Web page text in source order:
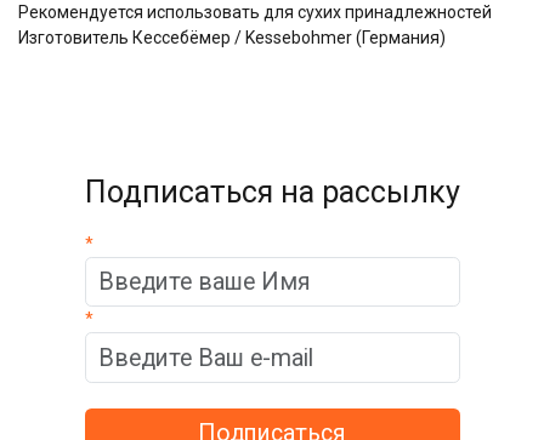
Рекомендуется использовать для сухих принадлежностей
Изготовитель Кессебёмер / Kessebohmer (Германия)
Подписаться на рассылку
*
*